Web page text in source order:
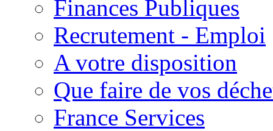
Finances Publiques
Recrutement - Emploi
A votre disposition
Que faire de vos
France Services